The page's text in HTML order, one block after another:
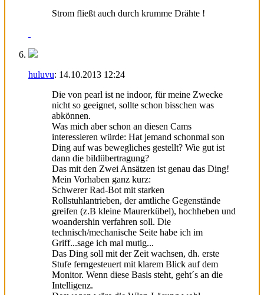
Strom fließt auch durch krumme Drähte !
huluvu: 14.10.2013 12:24
Die von pearl ist ne indoor, für meine Zwecke
nicht so geeignet, sollte schon bisschen was
abkönnen.
Was mich aber schon an diesen Cams
interessieren würde: Hat jemand schonmal son
Ding auf was bewegliches gestellt? Wie gut ist
dann die bildübertragung?
Das mit den Zwei Ansätzen ist genau das Ding!
Mein Vorhaben ganz kurz:
Schwerer Rad-Bot mit starken
Rollstuhlantrieben, der amtliche Gegenstände
greifen (z.B kleine Maurerkübel), hochheben und
woandershin verfahren soll. Die
technisch/mechanische Seite habe ich im
Griff...sage ich mal mutig...
Das Ding soll mit der Zeit wachsen, dh. erste
Stufe ferngesteuert mit klarem Blick auf dem
Monitor. Wenn diese Basis steht, geht´s an die
Intelligenz.